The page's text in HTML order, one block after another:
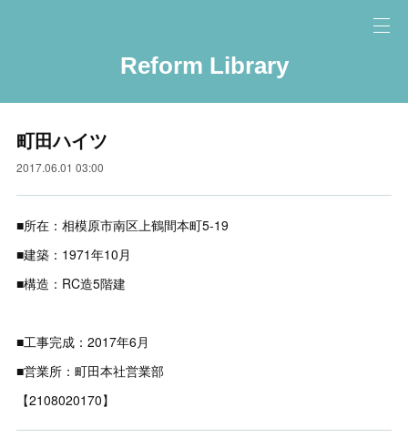
Reform Library
町田ハイツ
2017.06.01 03:00
■所在：相模原市南区上鶴間本町5-19
■建築：1971年10月
■構造：RC造5階建
■工事完成：2017年6月
■営業所：町田本社営業部
【2108020170】